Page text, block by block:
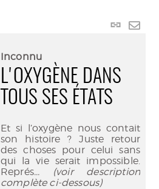
Lien
Inconnu
L'OXYGÈNE DANS
TOUS SES ÉTATS
Et si l’oxygène nous contait
son histoire ? Juste retour
des choses pour celui sans
qui la vie serait impossible.
Représ... (voir description
complète ci-dessous)